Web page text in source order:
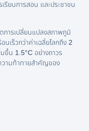
รียนการสอน และประชาชน
การเปลี่ยนแปลงสภาพภูมิ
เร็วกว่าค่าเฉลี่ยโลกถึง 2
ขึ้น 1.5°C อย่างถาวร
วามท้าทายสำคัญของ